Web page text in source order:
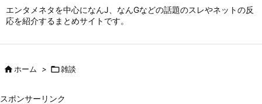
エンタメネタを中心になんJ、なんGなどの話題のスレやネットの反
応を紹介するまとめサイトです。

ホーム > 雑談
スポンサーリンク